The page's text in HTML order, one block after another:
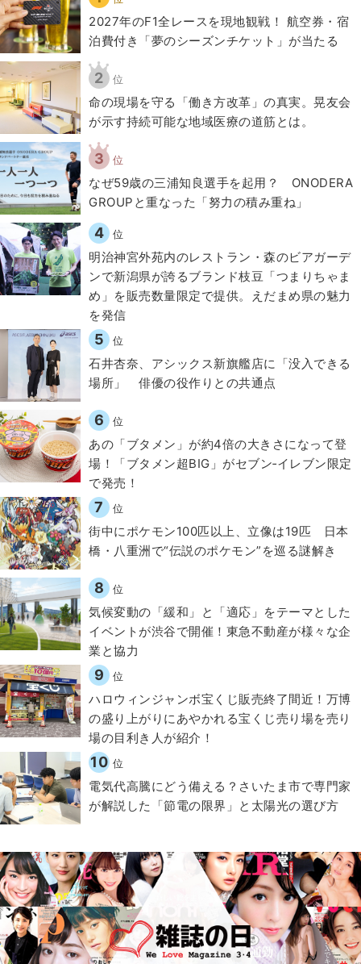
2027年のF1全レースを現地観戦！ 航空券・宿
泊費付き「夢のシーズンチケット」が当たる
2 位
​命の現場を守る「働き方改革」の真実。晃友会
が示す持続可能な地域医療の道筋とは。
3 位
なぜ59歳の三浦知良選手を起用？ ONODERA
GROUPと重なった「努力の積み重ね」
4 位
明治神宮外苑内のレストラン・森のビアガーデ
ンで新潟県が誇るブランド枝豆「つまりちゃま
め」を販売数量限定で提供。えだまめ県の魅力
を発信
5 位
石井杏奈、アシックス新旗艦店に「没入できる
場所」 俳優の役作りとの共通点
6 位
あの「ブタメン」が約4倍の大きさになって登
場！「ブタメン超BIG」がセブン‐イレブン限定
で発売！
7 位
街中にポケモン100匹以上、立像は19匹 日本
橋・八重洲で“伝説のポケモン”を巡る謎解き
8 位
気候変動の「緩和」と「適応」をテーマとした
イベントが渋谷で開催！東急不動産が様々な企
業と協力
9 位
ハロウィンジャンボ宝くじ販売終了間近！万博
の盛り上がりにあやかれる宝くじ売り場を売り
場の目利き人が紹介！
10 位
電気代高騰にどう備える？さいたま市で専門家
が解説した「節電の限界」と太陽光の選び方